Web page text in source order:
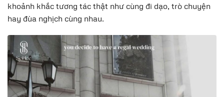
khoảnh khắc tương tác thật như cùng đi dạo, trò chuyện
hay đùa nghịch cùng nhau.